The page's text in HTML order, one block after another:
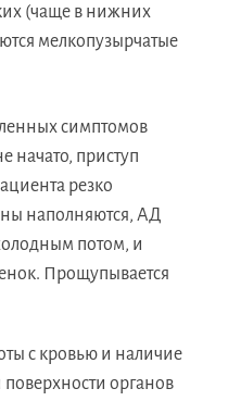
(чаще в нижних
мелкопузырчатые
симптомов
начато, приступ
резко
наполняются, АД
потом, и
Прощупывается
с кровью и наличие
органов